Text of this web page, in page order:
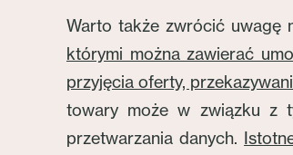
Warto także zwrócić uwagę
którymi można zawierać
przyjęcia oferty,
towary może w związku z
przetwarzania danych.